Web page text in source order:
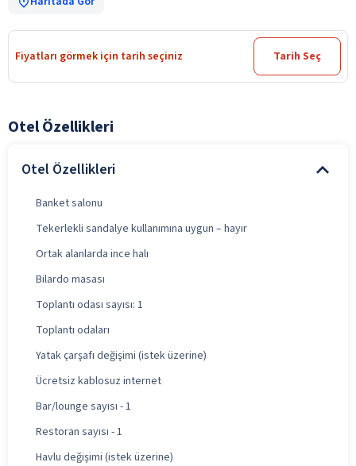
Fiyatları görmek için tarih seçiniz Tarih Seç
Otel Özellikleri
Otel Özellikleri
Banket salonu
Tekerlekli sandalye kullanımına uygun – hayır
Ortak alanlarda ince halı
Bilardo masası
Toplantı odası sayısı: 1
Toplantı odaları
Yatak çarşafı değişimi (istek üzerine)
Ücretsiz kablosuz internet
Bar/lounge sayısı - 1
Restoran sayısı - 1
Havlu değişimi (istek üzerine)